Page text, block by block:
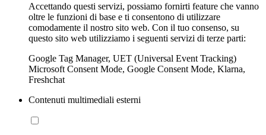
Accettando questi servizi, possiamo fornirti feature che vanno
oltre le funzioni di base e ti consentono di utilizzare
comodamente il nostro sito web. Con il tuo consenso, su
questo sito web utilizziamo i seguenti servizi di terze parti:
Google Tag Manager, UET (Universal Event Tracking)
Microsoft Consent Mode, Google Consent Mode, Klarna,
Freshchat
Contenuti multimediali esterni